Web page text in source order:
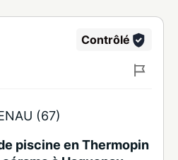
Contrôlé
(67)
piscine en Thermopin